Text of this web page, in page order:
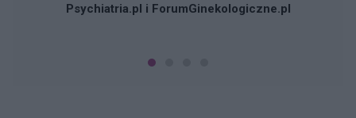
Psychiatria.pl i ForumGinekologiczne.pl